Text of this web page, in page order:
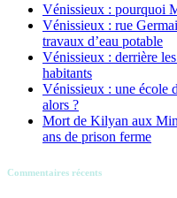
Vénissieux : pourquoi
Vénissieux : rue
travaux d’eau potable
Vénissieux : derrière
habitants
Vénissieux : une école
alors ?
Mort de Kilyan aux
ans de prison ferme
Commentaires récents